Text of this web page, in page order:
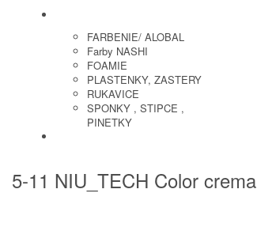
FARBENIE/ ALOBAL
Farby NASHI
FOAMIE
PLASTENKY, ZASTERY
RUKAVICE
SPONKY , STIPCE ,
PINETKY
5-11 NIU_TECH Color crema